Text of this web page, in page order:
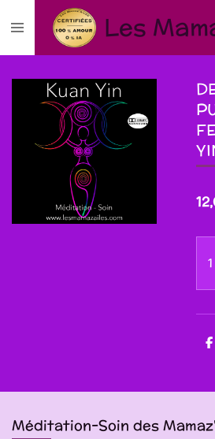
au
contenu
principal
Les
P
a
e
r
Méditation-Soin des